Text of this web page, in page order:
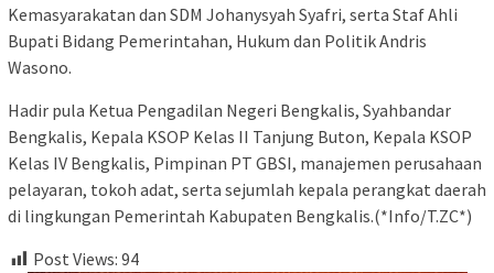
Kemasyarakatan dan SDM Johanysyah Syafri, serta Staf Ahli
Bupati Bidang Pemerintahan, Hukum dan Politik Andris
Wasono.
Hadir pula Ketua Pengadilan Negeri Bengkalis, Syahbandar
Bengkalis, Kepala KSOP Kelas II Tanjung Buton, Kepala KSOP
Kelas IV Bengkalis, Pimpinan PT GBSI, manajemen perusahaan
pelayaran, tokoh adat, serta sejumlah kepala perangkat daerah
di lingkungan Pemerintah Kabupaten Bengkalis.(*Info/T.ZC*)
Post Views: 94